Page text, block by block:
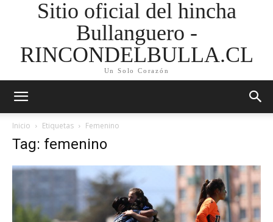
Sitio oficial del hincha
Bullanguero -
RINCONDELBULLA.CL
Un Solo Corazón
Inicio Etiquetas Femenino
Tag: femenino